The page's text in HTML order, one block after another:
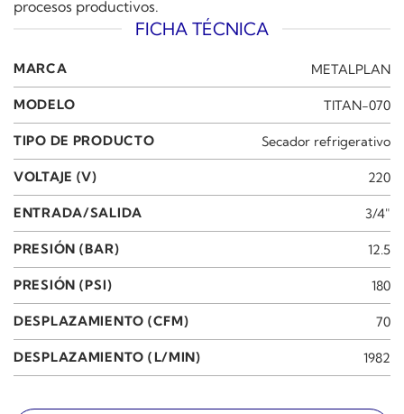
procesos productivos.
FICHA TÉCNICA
MARCA METALPLAN
MODELO TITAN-070
TIPO DE PRODUCTO Secador refrigerativo
VOLTAJE (V) 220
ENTRADA/SALIDA 3/4"
PRESIÓN (BAR) 12.5
PRESIÓN (PSI) 180
DESPLAZAMIENTO (CFM) 70
DESPLAZAMIENTO (L/MIN) 1982